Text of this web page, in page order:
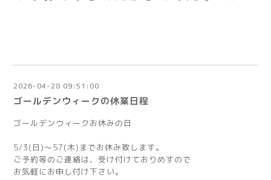
2026-04-28 09:51:00
ゴールデンウィークの休業日程
ゴールデンウィークお休みの日
5/3(日)〜57(木)までお休み致します。
ご予約等のご連絡は、受け付けておりめすので
お気軽にお申し付け下さい。